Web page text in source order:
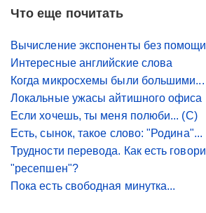
Что еще почитать
Вычисление экспоненты без
Интересные английские слова
Когда микросхемы были большими...
Локальные ужасы айтишного офиса
Если хочешь, ты меня полюби... (С)
Есть, сынок, такое слово: "Родина"...
Трудности перевода. Как есть
"ресепшен"?
Пока есть свободная минутка...